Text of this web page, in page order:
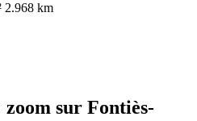
2.968 km
sur Fontiès-